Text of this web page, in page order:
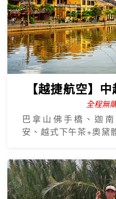
全程無
全程五星、巴拿山、
碗公船、電瓶車遊會